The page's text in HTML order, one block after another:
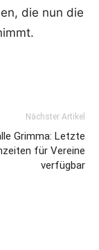
die nun die
Nächster Artikel
Grimma: Letzte
für Vereine
verfügbar